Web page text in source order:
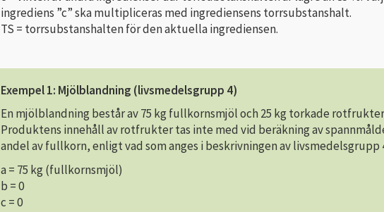
ingrediens ”c” ska multipliceras med ingrediensens torrsubstanshalt.
TS = torrsubstanshalten för den aktuella ingrediensen.
Exempel 1: Mjölblandning (livsmedelsgrupp 4)
En mjölblandning består av 75 kg fullkornsmjöl och 25 kg torkade
Produktens innehåll av rotfrukter tas inte med vid beräkning av
andel av fullkorn, enligt vad som anges i beskrivningen av livsmedelsgrupp
a = 75 kg (fullkornsmjöl)
b = 0
c = 0